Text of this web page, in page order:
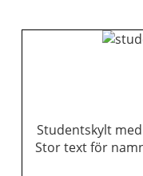
Studentskylt
Stor text för